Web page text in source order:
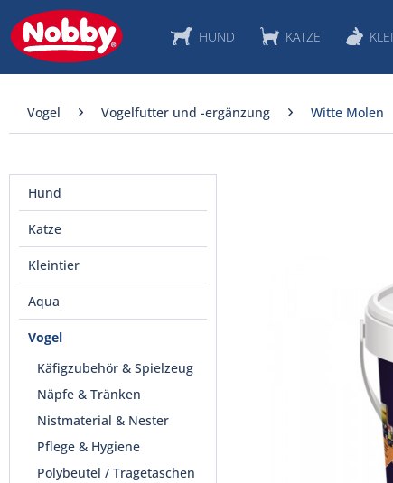
HUND KATZE
Vogel Vogelfutter und -ergänzung Witte Molen
Hund
Katze
Kleintier
Aqua
Vogel
Käfigzubehör & Spielzeug
Näpfe & Tränken
Nistmaterial & Nester
Pflege & Hygiene
Polybeutel / Tragetaschen